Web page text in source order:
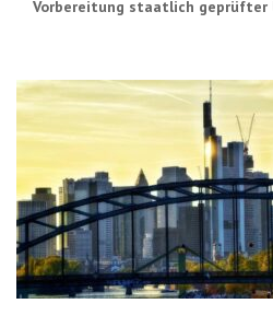
Vorbereitung staatlich geprüfter